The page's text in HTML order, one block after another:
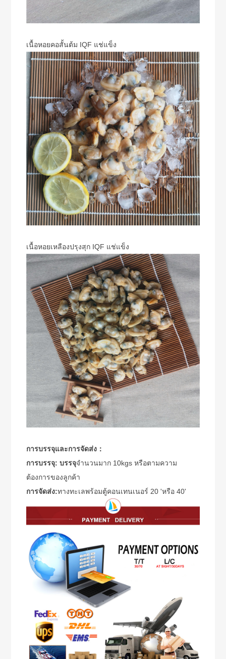
เนื้อหอยคอสั้นต้ม IQF แช่แข็ง
เนื้อหอยเหลืองปรุงสุก IQF แช่แข็ง
การบรรจุและการจัดส่ง：
การบรรจุ: บรรจุจำนวนมาก 10kgs หรือตามความ
ต้องการของลูกค้า
การจัดส่ง:ทางทะเลพร้อมตู้คอนเทนเนอร์ 20 'หรือ 40'